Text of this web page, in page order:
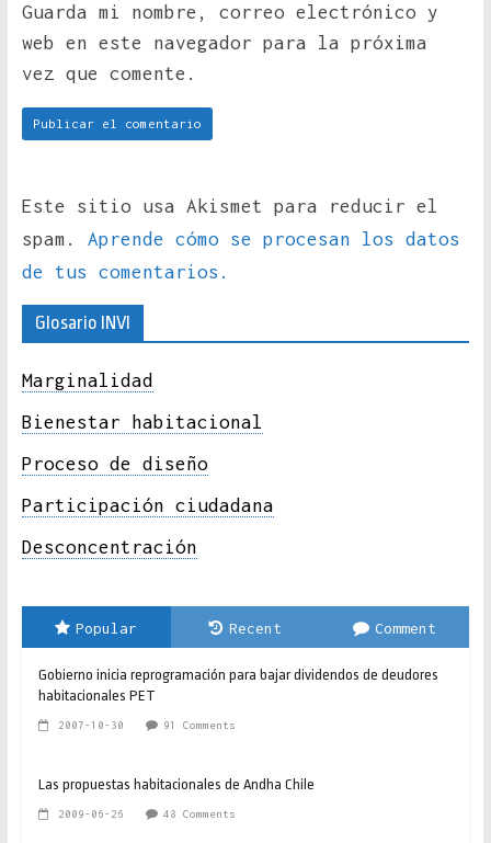
Guarda mi nombre, correo electrónico y
web en este navegador para la próxima
vez que comente.
Este sitio usa Akismet para reducir el
spam. Aprende cómo se procesan los datos
de tus comentarios.
Glosario INVI
Marginalidad
Bienestar habitacional
Proceso de diseño
Participación ciudadana
Desconcentración
Popular Recent Comment
Gobierno inicia reprogramación para bajar dividendos de deudores
habitacionales PET
2007-10-30 91 Comments
Las propuestas habitacionales de Andha Chile
2009-06-26 48 Comments